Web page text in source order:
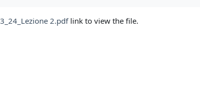
2.pdflink to view the file.